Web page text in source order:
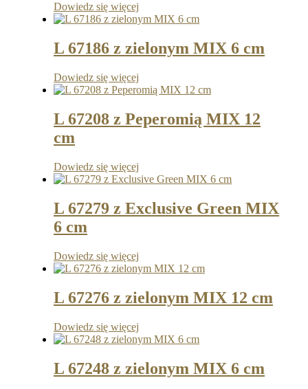
Dowiedz się więcej
L 67186 z zielonym MIX 6 cm
Dowiedz się więcej
L 67208 z Peperomią MIX 12
cm
Dowiedz się więcej
L 67279 z Exclusive Green MIX
6 cm
Dowiedz się więcej
L 67276 z zielonym MIX 12 cm
Dowiedz się więcej
L 67248 z zielonym MIX 6 cm